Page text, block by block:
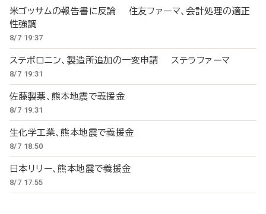
米ゴッサムの報告書に反論 住友ファーマ、会計処理の適正
性強調
8/7 19:37
ステボロニン、製造所追加の一変申請 ステラファーマ
8/7 19:31
佐藤製薬、熊本地震で義援金
8/7 19:31
生化学工業、熊本地震で義援金
8/7 18:50
日本リリー、熊本地震で義援金
8/7 17:55